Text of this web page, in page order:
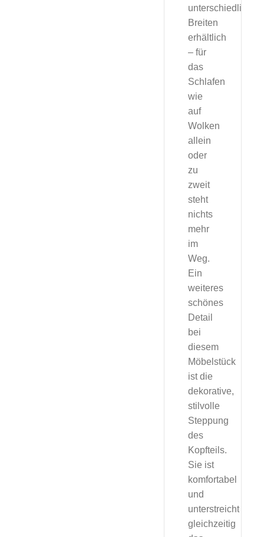
unterschiedlichen
Breiten
erhältlich
– für
das
Schlafen
wie
auf
Wolken
allein
oder
zu
zweit
steht
nichts
mehr
im
Weg.
Ein
weiteres
schönes
Detail
bei
diesem
Möbelstück
ist die
dekorative,
stilvolle
Steppung
des
Kopfteils.
Sie ist
komfortabel
und
unterstreicht
gleichzeitig